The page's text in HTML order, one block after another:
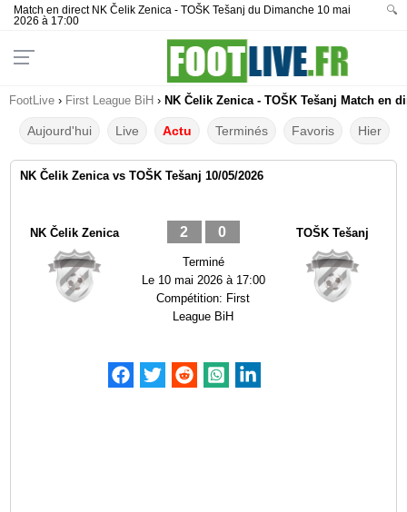
Match en direct NK Čelik Zenica - TOŠK Tešanj du Dimanche 10 mai
2026 à 17:00
🔍
FootLive › First League BiH › NK Čelik Zenica - TOŠK Tešanj Match en
Aujourd'hui Live Actu Terminés Favoris Hier
NK Čelik Zenica vs TOŠK Tešanj 10/05/2026
NK Čelik Zenica 2 0
Terminé
Le 10 mai 2026 à 17:00
Compétition: First
League BiH
TOŠK Tešanj